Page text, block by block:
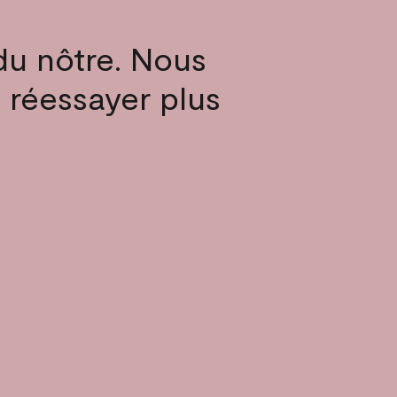
nôtre. Nous
plus